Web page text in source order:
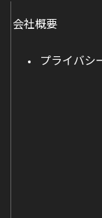
会社概要
プライバシ